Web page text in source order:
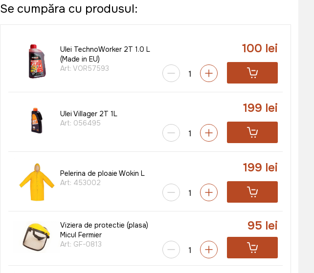
Se cumpăra cu produsul:
Ulei TechnoWorker 2T 1.0 L
(Made in EU)
Art: VOR57593
100 lei
Ulei Villager 2T 1L
Art: 056495
199 lei
Pelerina de ploaie Wokin L
Art: 453002
199 lei
Viziera de protectie (plasa)
Micul Fermier
Art: GF-0813
95 lei